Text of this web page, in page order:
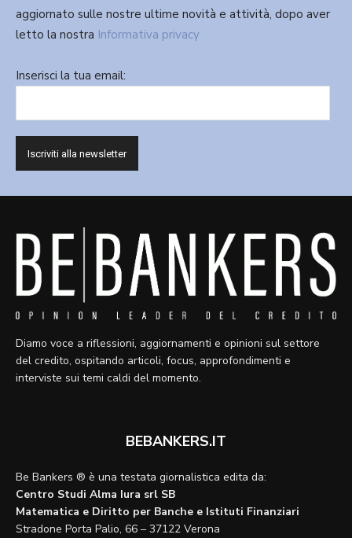
aggiornato sulle nostre ultime novità e attività, dopo aver
letto la nostra Informativa privacy
Inserisci la tua email:
Diamo voce a riflessioni, aggiornamenti e opinioni sul settore
del credito, ospitando articoli, focus, approfondimenti e
interviste sui temi caldi del momento.
BEBANKERS.IT
Be Bankers ® è una testata giornalistica edita da:
Centro Studi Alma Iura srl SB
Matematica e Diritto per Banche e Istituti Finanziari
Stradone Porta Palio, 66 – 37122 Verona